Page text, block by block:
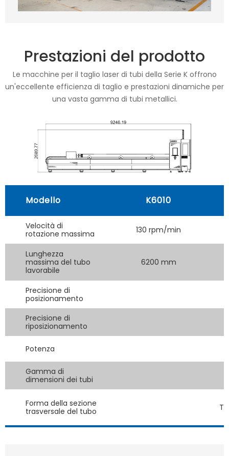
Prestazioni del prodotto
Le macchine per il taglio laser di tubi della Serie K offrono
un'eccellente efficienza di taglio e prestazioni dinamiche per
una vasta gamma di tubi metallici.
Modello K6010
Velocità di
rotazione massima
130 rpm/min
Lunghezza
massima del tubo
lavorabile
6200 mm
Precisione di
posizionamento
Precisione di
riposizionamento
Potenza
Gamma di
dimensioni dei tubi
Forma della sezione
trasversale del tubo